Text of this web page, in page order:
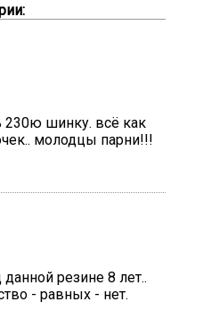
230ю шинку. всё как
молодцы парни!!!
резине 8 лет..
- равных - нет.